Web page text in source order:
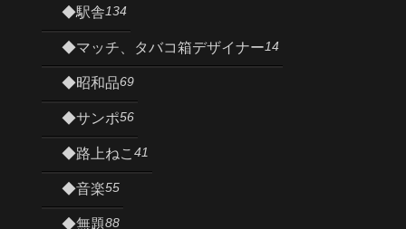
◆駅舎134
◆マッチ、タバコ箱デザイナー14
◆昭和品69
◆サンポ56
◆路上ねこ 41
◆音楽55
◆無題88